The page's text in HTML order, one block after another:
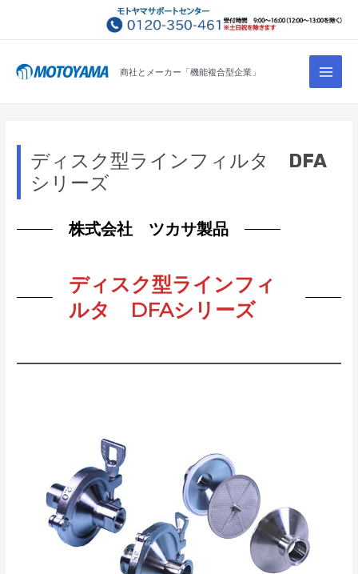
商社とメーカー「機能複合型企業」
Main
ディスク型ラインフィルタ DFA
シリーズ
株式会社 ツカサ製品
ディスク型ラインフィ
ルタ DFAシリーズ